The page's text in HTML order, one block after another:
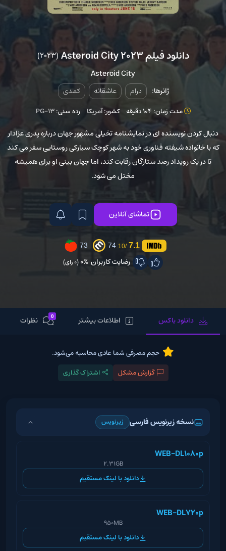
دانلود فیلم Asteroid City 2023 (2023)
Asteroid City
ژانرها: درام عاشقانه کمدی
مدت زمان: 104 دقیقه کشور:آمریکا رده سنی:PG-13
دنبال کردن نویسنده ای در نمایشنامه تخیلی مشهور جهان درباره پدری عزادار
که با خانواده شیفته فناوری خود به شهر کوچک سیارکی روستایی سفر می کند
تا در یک رویداد رصد ستارگان رقابت کند، اما جهان بینی او برای همیشه
مختل می شود.
تماشای آنلاین
7.1
/10
74
73
رضایت کاربران 0%(0 رای)
دانلود باکس اطلاعات بیشتر 0 نظرات
حجم مصرفی شما عادی محاسبه می‌شود.
گزارش مشکل
اشتراک گذاری
نسخه زیرنویس فارسی زیرنویس
WEB-DL1080p
2.31GB
دانلود با لینک مستقیم
WEB-DL720p
950MB
دانلود با لینک مستقیم